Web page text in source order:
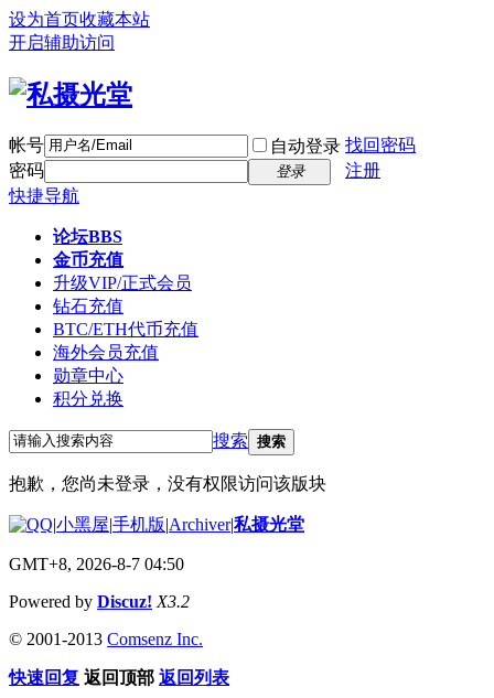
设为首页收藏本站
开启辅助访问
帐号 自动登录 找回密码
密码
登录
注册
快捷导航
论坛BBS
金币充值
升级VIP/正式会员
钻石充值
BTC/ETH代币充值
海外会员充值
勋章中心
积分兑换
搜索 搜索
抱歉，您尚未登录，没有权限访问该版块
|小黑屋|手机版|Archiver|私摄光堂
GMT+8, 2026-8-7 04:50
Powered by Discuz! X3.2
© 2001-2013 Comsenz Inc.
快速回复 返回顶部 返回列表